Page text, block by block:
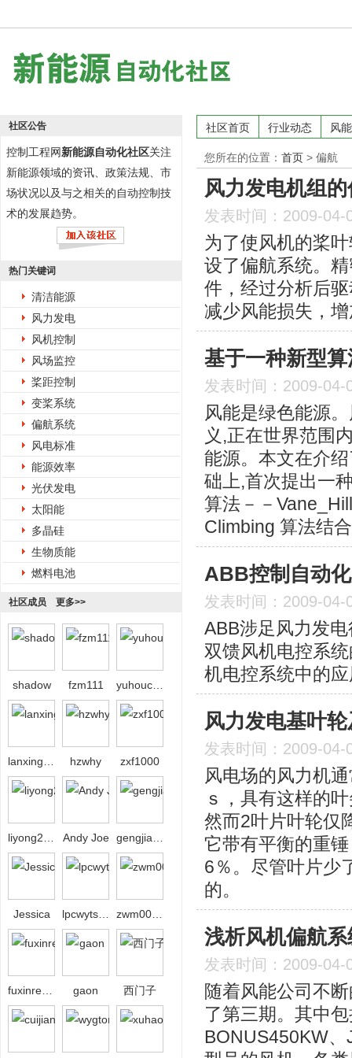
社区公告
控制工程网新能源自动化社区关注
新能源领域的资讯、政策法规、市
场状况以及与之相关的自动控制技
术的发展趋势。
热门关键词
清洁能源
风力发电
风机控制
风场监控
桨距控制
变桨系统
偏航系统
风电标准
能源效率
光伏发电
太阳能
多晶硅
生物质能
燃料电池
社区成员 更多>>
shadow fzm111
hzwhy zxf1000
Andy Joe
Jessica
gaon 西门子
社区首页 行业动态 风能
您所在的位置： 首页 > 偏航
风力发电机组
发表时间：2009-04-
为了使风机的桨
设了偏航系统。
件，经过分析后
减少风能损失，
基于一种新型
发表时间：2009-04-
风能是绿色能源
义,正在世界范围
能源。本文在介
础上,首次提出一
算法－－
Climbing 算法结
ABB控制自动
发表时间：2009-04-
ABB涉足风力发
双馈风机电控系
机电控系统中的
风力发电基叶
发表时间：2009-04-
风电场的风力机
ｓ，具有这样的
然而2叶片叶轮仅
它带有平衡的重
6％。尽管叶片少
的。
浅析风机偏航系
发表时间：2009-04-
随着风能公司不
了第三期。其中
BONUS450KW